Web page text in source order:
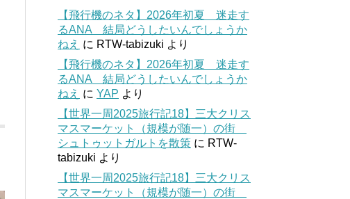
【飛行機のネタ】2026年初夏 迷走す
るANA 結局どうしたいんでしょうか
ねえ に RTW-tabizuki より
【飛行機のネタ】2026年初夏 迷走す
るANA 結局どうしたいんでしょうか
ねえ に YAP より
【世界一周2025旅行記18】三大クリス
マスマーケット（規模が随一）の街
シュトゥットガルトを散策 に RTW-
tabizuki より
【世界一周2025旅行記18】三大クリス
マスマーケット（規模が随一）の街